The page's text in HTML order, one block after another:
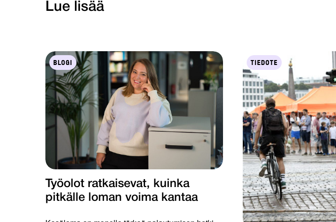
Lue lisää
BLOGI
Työolot ratkaisevat, kuinka
pitkälle loman voima kantaa
TIEDOTE